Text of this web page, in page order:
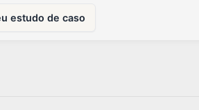
estudo de caso